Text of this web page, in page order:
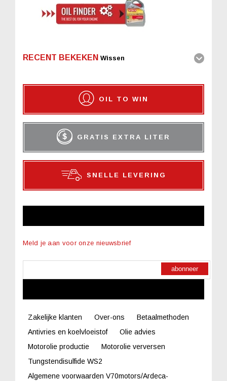
RECENT BEKEKEN Wissen
OIL TO WIN
GRATIS EXTRA LITER
SNELLE LEVERING
Meld je aan voor onze nieuwsbrief
abonneer
Zakelijke klanten Over-ons
Betaalmethoden
Antivries en koelvloeistof
Olie advies
Motorolie productie
Motorolie verversen
Tungstendisulfide WS2
Algemene voorwaarden V70motors/Ardeca-